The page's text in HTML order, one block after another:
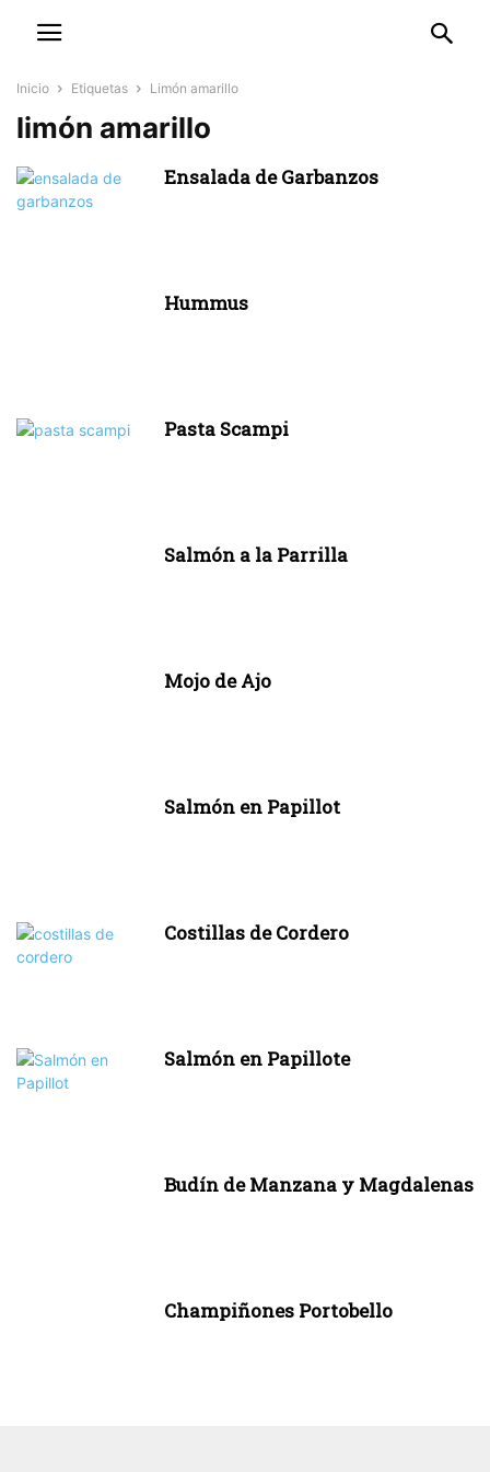
Inicio Etiquetas Limón amarillo
limón amarillo
Ensalada de Garbanzos
Hummus
Pasta Scampi
Salmón a la Parrilla
Mojo de Ajo
Salmón en Papillot
Costillas de Cordero
Salmón en Papillote
Budín de Manzana y Magdalenas
Champiñones Portobello